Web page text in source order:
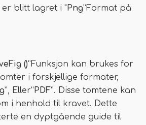
blitt lagret i "Png”Format på
()”Funksjon kan brukes for
i forskjellige formater,
”, Eller“PDF”. Disse tomtene kan
i henhold til kravet. Dette
en dyptgående guide til